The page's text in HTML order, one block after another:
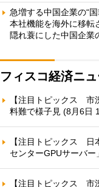
急増する中国企業の“
本社機能を海外に移
隠れ蓑にした中国企業
フィスコ経済ニ
【注目トピックス 市
料難で様子見 (8月6日
【注目トピックス 日
センターGPUサーバ
【注目トピックス 市